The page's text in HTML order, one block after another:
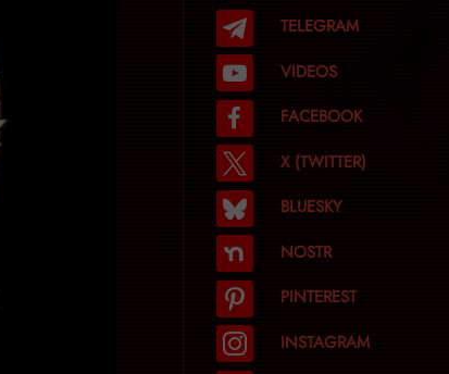
TELEGRAM
VIDEOS
FACEBOOK
X (TWITTER)
BLUESKY
NOSTR
PINTEREST
INSTAGRAM